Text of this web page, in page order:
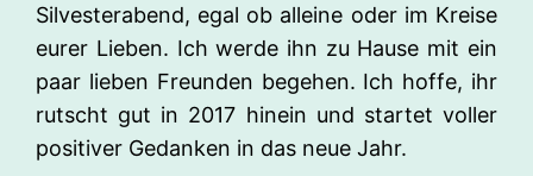
Silvesterabend, egal ob alleine oder im Kreise
eurer Lieben. Ich werde ihn zu Hause mit ein
paar lieben Freunden begehen. Ich hoffe, ihr
rutscht gut in 2017 hinein und startet voller
positiver Gedanken in das neue Jahr.